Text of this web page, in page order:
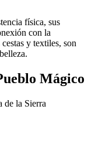
física, sus
con la
y textiles, son
Mágico
de la Sierra